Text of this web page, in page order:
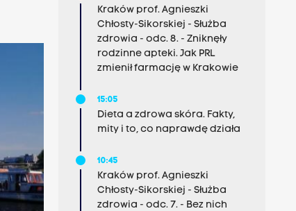
Kraków prof. Agnieszki
Chłosty-Sikorskiej - Służba
zdrowia - odc. 8. - Zniknęły
rodzinne apteki. Jak PRL
zmienił farmację w Krakowie
15:05
Dieta a zdrowa skóra. Fakty,
mity i to, co naprawdę działa
10:45
Kraków prof. Agnieszki
Chłosty-Sikorskiej - Służba
zdrowia - odc. 7. - Bez nich